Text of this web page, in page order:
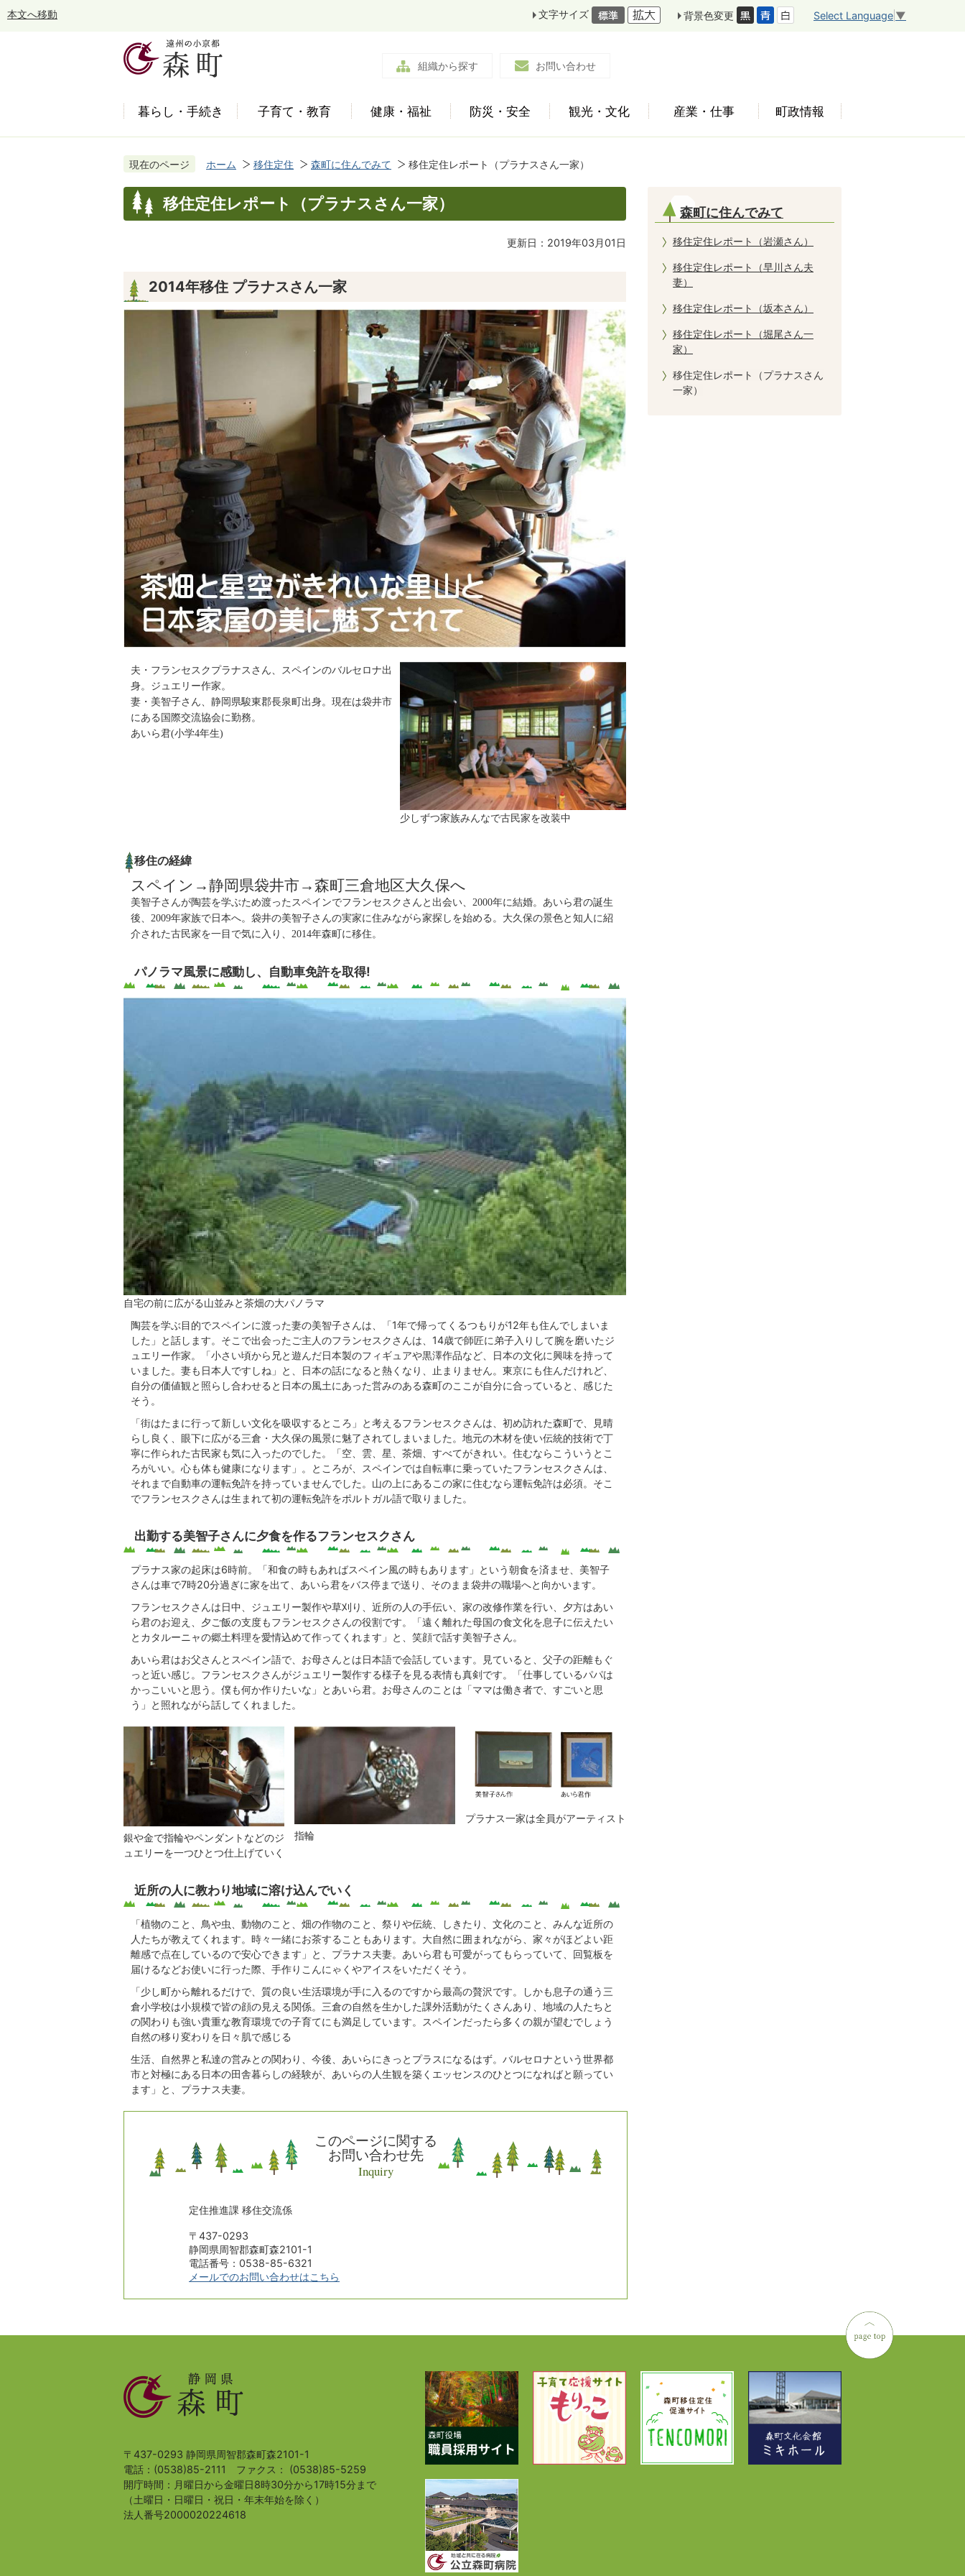
本文へ移動 文字サイズ 背景色変更 Select Language ▼
組織から探す お問い合わせ
暮らし・手続き 子育て・教育 健康・福祉 防災・安全 観光・文化 産業・仕事 町政情報
現在のページ ホーム 移住定住 森町に住んでみて 移住定住レポート（プラナスさん一家）
移住定住レポート（プラナスさん一家）
更新日：2019年03月01日
2014年移住 プラナスさん一家
少しずつ家族みんなで古民家を改装中
夫・フランセスクプラナスさん、スペインのバルセロナ出
身。 ジュエリー作家。
妻・美智子さん、静岡県駿東郡長泉町出身。現在は袋井市
にある国際交流協会に勤務。
あいら君(小学4年生)
移住の経緯
スペイン→静岡県袋井市→森町三倉地区大久保へ
美智子さんが陶芸を学ぶため渡ったスペインでフランセスクさんと出会い、 2000年に結婚。あいら君の誕生
後、 2009年家族で日本へ。袋井の美智子さんの実家に住みながら家探しを始める。大久保の景色と知人に紹
介された古民家を一目で気に入り、 2014年森町に移住。
パノラマ風景に感動し、自動車免許を取得!
自宅の前に広がる山並みと茶畑の大パノラマ
陶芸を学ぶ目的でスペインに渡った妻の美智子さんは、「1年で帰ってくるつもりが12年も住んでしまいま
した」と話します。そこで出会ったご主人のフランセスクさんは、14歳で師匠に弟子入りして腕を磨いたジ
ュエリー作家。「小さい頃から兄と遊んだ日本製のフィギュアや黒澤作品など、日本の文化に興味を持って
いました。妻も日本人ですしね」と、日本の話になると熱くなり、止まりません。東京にも住んだけれど、
自分の価値観と照らし合わせると日本の風土にあった営みのある森町のここが自分に合っていると、感じた
そう。
「街はたまに行って新しい文化を吸収するところ」と考えるフランセスクさんは、初め訪れた森町で、見晴
らし良く、眼下に広がる三倉・大久保の風景に魅了されてしまいました。地元の木材を使い伝統的技術で丁
寧に作られた古民家も気に入ったのでした。「空、雲、星、茶畑、すべてがきれい。住むならこういうとこ
ろがいい。心も体も健康になります」。ところが、スペインでは自転車に乗っていたフランセスクさんは、
それまで自動車の運転免許を持っていませんでした。山の上にあるこの家に住むなら運転免許は必須。そこ
でフランセスクさんは生まれて初の運転免許をポルトガル語で取りました。
出勤する美智子さんに夕食を作るフランセスクさん
プラナス家の起床は6時前。「和食の時もあればスペイン風の時もあります」という朝食を済ませ、美智子
さんは車で7時20分過ぎに家を出て、あいら君をバス停まで送り、そのまま袋井の職場へと向かいます。
フランセスクさんは日中、ジュエリー製作や草刈り、近所の人の手伝い、家の改修作業を行い、夕方はあい
ら君のお迎え、夕ご飯の支度もフランセスクさんの役割です。「遠く離れた母国の食文化を息子に伝えたい
とカタルーニャの郷土料理を愛情込めて作ってくれます」と、笑顔で話す美智子さん。
あいら君はお父さんとスペイン語で、お母さんとは日本語で会話しています。見ていると、父子の距離もぐ
っと近い感じ。フランセスクさんがジュエリー製作する様子を見る表情も真剣です。「仕事しているパパは
かっこいいと思う。僕も何か作りたいな」とあいら君。お母さんのことは「ママは働き者で、すごいと思
う」と照れながら話してくれました。
銀や金で指輪やペンダントなどのジ
ュエリーを一つひとつ仕上げていく
指輪
プラナス一家は全員がアーティスト
近所の人に教わり地域に溶け込んでいく
「植物のこと、鳥や虫、動物のこと、畑の作物のこと、祭りや伝統、しきたり、文化のこと、みんな近所の
人たちが教えてくれます。時々一緒にお茶することもあります。大自然に囲まれながら、家々がほどよい距
離感で点在しているので安心できます」と、プラナス夫妻。あいら君も可愛がってもらっていて、回覧板を
届けるなどお使いに行った際、手作りこんにゃくやアイスをいただくそう。
「少し町から離れるだけで、質の良い生活環境が手に入るのですから最高の贅沢です。しかも息子の通う三
倉小学校は小規模で皆の顔の見える関係。三倉の自然を生かした課外活動がたくさんあり、地域の人たちと
の関わりも強い貴重な教育環境での子育てにも満足しています。スペインだったら多くの親が望むでしょう
自然の移り変わりを日々肌で感じる
生活、自然界と私達の営みとの関わり、今後、あいらにきっとプラスになるはず。バルセロナという世界都
市と対極にある日本の田舎暮らしの経験が、あいらの人生観を築くエッセンスのひとつになればと願ってい
ます」と、プラナス夫妻。
このページに関する
お問い合わせ先
Inquiry
定住推進課 移住交流係
〒437-0293
静岡県周智郡森町森2101-1
電話番号：0538-85-6321
メールでのお問い合わせはこちら
森町に住んでみて
移住定住レポート（岩瀬さん）
移住定住レポート（早川さん夫
妻）
移住定住レポート（坂本さん）
移住定住レポート（堀尾さん一
家）
移住定住レポート（プラナスさん
一家）
静
岡
県
〒437-0293 静岡県周智郡森町森2101-1
電話：(0538)85-2111 ファクス： (0538)85-5259
開庁時間：月曜日から金曜日8時30分から17時15分まで
（土曜日・日曜日・祝日・年末年始を除く）
法人番号2000020224618